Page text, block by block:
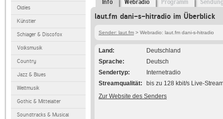
Oldies
Künstler
Schlager & Discofox
Volksmusik
Country
Jazz & Blues
Weltmusik
Gothic & Mittelalter
Soundtracks & Musical
Info Webradio Programm
laut.fm dani-s-hitradio im Überblick
Sender: laut.fm > Webradio: laut.fm dani-s-hitradio
Land
Deutschland
Sprache
Deutsch
Sendertyp
Internetradio
Streamqualität
bis zu 128 kbit/s Live-
Zur Website des Senders